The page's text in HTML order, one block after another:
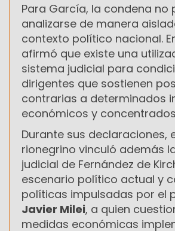
Para García, la condena no
analizarse de manera
contexto político nacional.
afirmó que existe una
sistema judicial para
dirigentes que sostienen
contrarias a determinados
económicos y
Durante sus declaraciones,
rionegrino vinculó además
judicial de Fernández de
escenario político actual y
políticas impulsadas por el
Javier Milei, a quien
medidas económicas